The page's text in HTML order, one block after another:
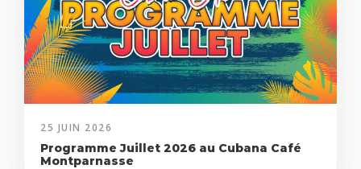
25 JUIN 2026
Programme Juillet 2026 au Cubana Café
Montparnasse